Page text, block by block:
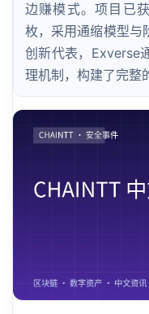
边赚模式。项目已
枚，采用通缩模型与
创新代表，Exverse
理机制，构建了完整